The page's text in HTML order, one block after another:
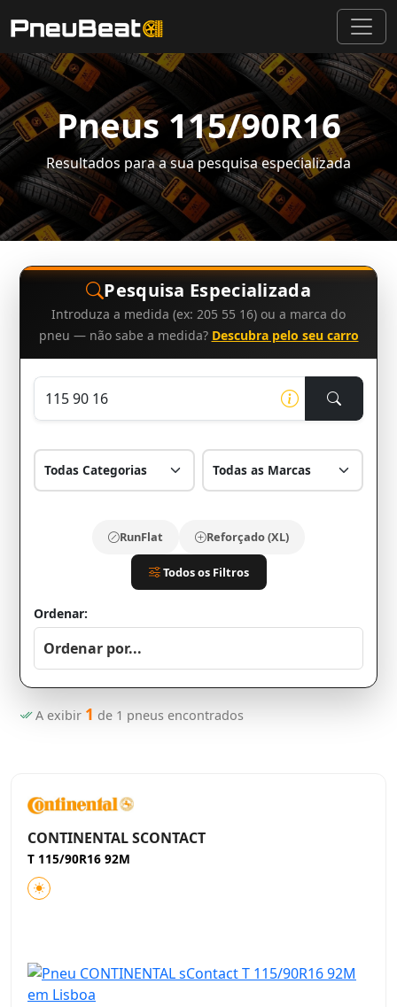
Pneus 115/90R16
Resultados para a sua pesquisa especializada
Pesquisa Especializada
Introduza a medida (ex: 205 55 16) ou a marca do
pneu — não sabe a medida? Descubra pelo seu carro
RunFlat Reforçado (XL)
Todos os Filtros
Ordenar:
A exibir 1 de 1 pneus encontrados
CONTINENTAL SCONTACT
T 115/90R16 92M